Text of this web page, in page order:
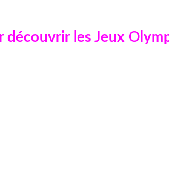
découvrir les Jeux